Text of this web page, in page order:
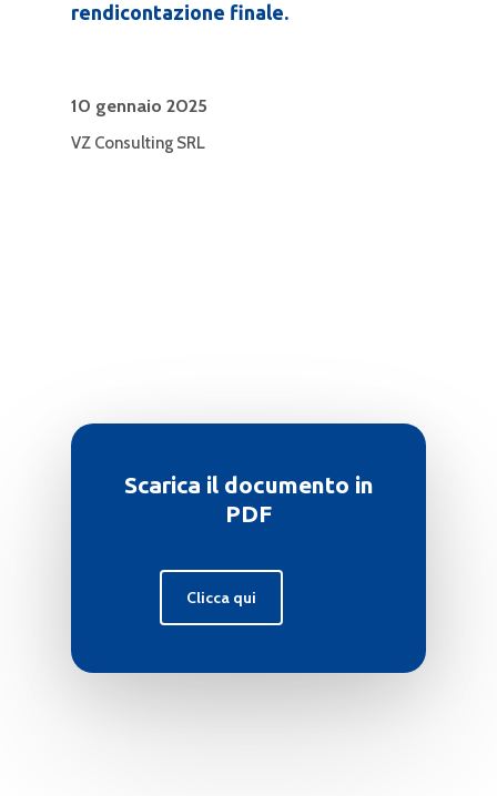
rendicontazione finale.
10 gennaio 2025
VZ Consulting SRL
Scarica il documento in
PDF
Clicca qui